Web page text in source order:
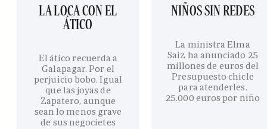
LA LOCA CON EL
ÁTICO
El ático recuerda a
Galapagar. Por el
perjuicio bobo. Igual
que las joyas de
Zapatero, aunque
sean lo menos grave
de sus negocietes
NIÑOS SIN REDES
La ministra Elma
Saiz ha anunciado 25
millones de euros del
Presupuesto chicle
para atenderles.
25.000 euros por niño